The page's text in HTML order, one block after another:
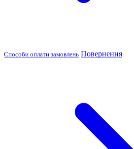
Способи оплати замовлень Повернення